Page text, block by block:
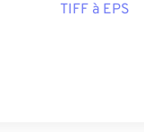
TIFF à EPS